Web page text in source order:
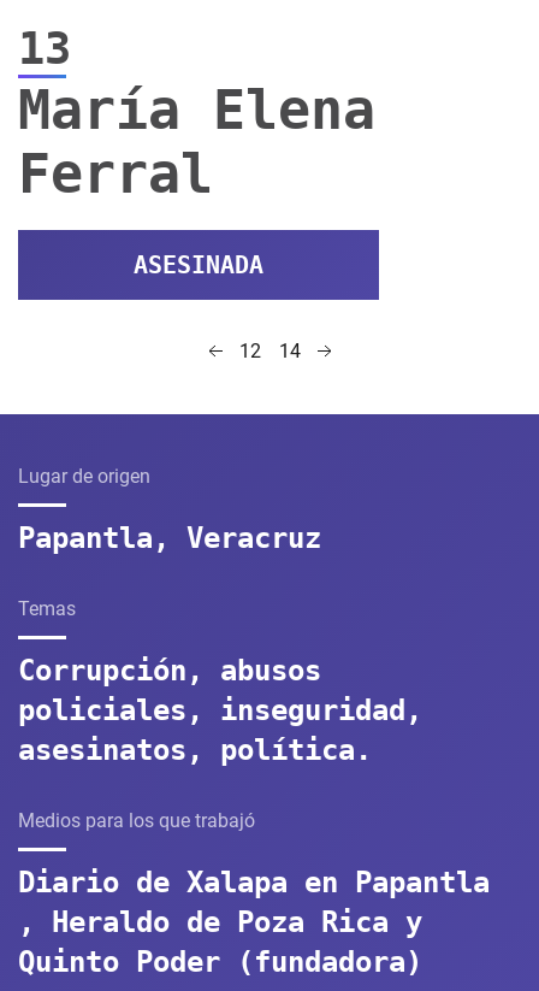
13
María Elena
Ferral
ASESINADA
12 14
Lugar de origen
Papantla, Veracruz
Temas
Corrupción, abusos
policiales, inseguridad,
asesinatos, política.
Medios para los que trabajó
Diario de Xalapa en Papantla
, Heraldo de Poza Rica y
Quinto Poder (fundadora)